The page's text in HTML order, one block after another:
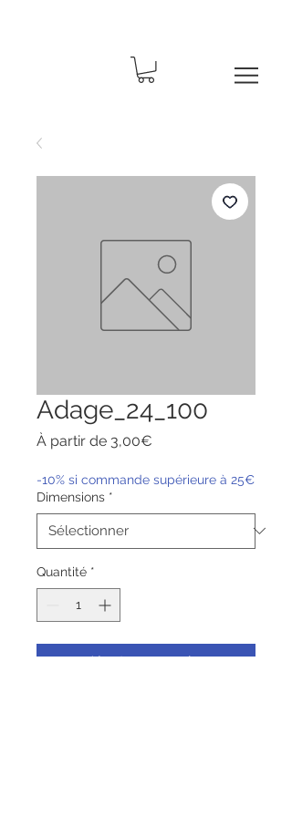
Adage_24_100
À partir de 3,00€
-10% si commande supérieure à 25€
Dimensions *
Quantité *
Ajouter au panier